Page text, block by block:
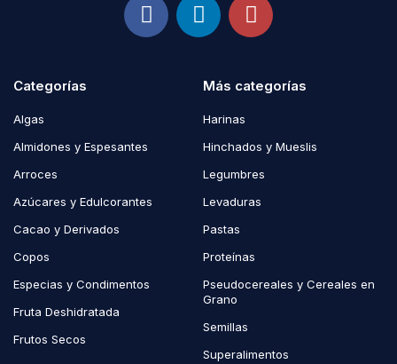
Categorías
Algas
Almidones y Espesantes
Arroces
Azúcares y Edulcorantes
Cacao y Derivados
Copos
Especias y Condimentos
Fruta Deshidratada
Frutos Secos
Más categorías
Harinas
Hinchados y Mueslis
Legumbres
Levaduras
Pastas
Proteínas
Pseudocereales y Cereales en
Grano
Semillas
Superalimentos